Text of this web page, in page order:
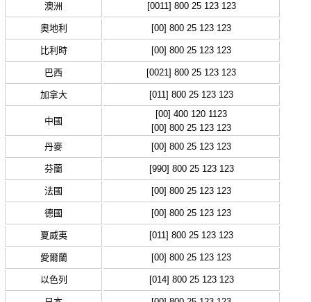
澳洲 [0011] 800 25 123 123
奧地利 [00] 800 25 123 123
比利時 [00] 800 25 123 123
巴西 [0021] 800 25 123 123
加拿大 [011] 800 25 123 123
中國
[00] 400 120 1123
[00] 800 25 123 123
丹麥
[00] 800 25 123 123
芬蘭 [990] 800 25 123 123
法國 [00] 800 25 123 123
德國 [00] 800 25 123 123
夏威夷 [011] 800 25 123 123
愛爾蘭 [00] 800 25 123 123
以色列 [014] 800 25 123 123